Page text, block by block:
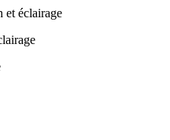
et éclairage